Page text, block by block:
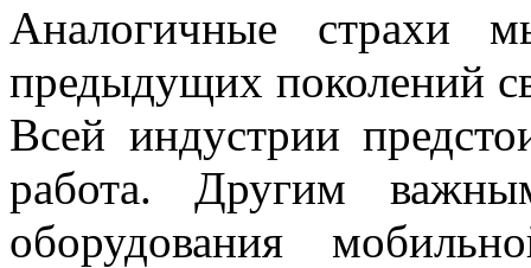
Аналогичные страхи
предыдущих поколений
Всей индустрии
работа. Другим
оборудования